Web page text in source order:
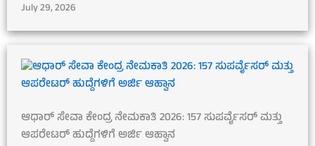
July 29, 2026
ಆಧಾರ್ ಸೇವಾ ಕೇಂದ್ರ ನೇಮಕಾತಿ 2026: 157 ಸುಪರ್ವೈಸರ್ ಮತ್ತು
ಆಪರೇಟರ್ ಹುದ್ದೆಗಳಿಗೆ ಅರ್ಜಿ ಆಹ್ವಾನ